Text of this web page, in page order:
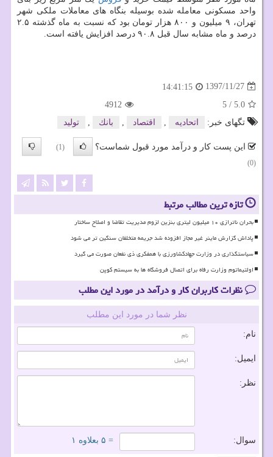
واحد مسكونی معامله شده بوسیله بنگاه های معاملات ملكی شهر
تهران، ۹ میلیون و ۸۰۰ هزار تومان بود كه نسبت به ماه گذشته ۲.۵
درصد و ماه مشابه سال قبل ۹۰.۸ درصد افزایش یافته است.
1397/11/27
14:41:15
5.0
/
5
4912
تگهای خبر:
اتحادیه , اقتصاد , بانك , تولید
این پست کار و درآمد مورد قبول شماست؟
(1)
(0)
تازه ترین مطالب مرتبط
بحران ناترازی ۱۰ میلیون لیتری بنزین لزوم مدیریت تقاضا و اصلاح ساختار
پاداش گزارش ماینر غیر مجاز افزوده شد جریمه متخلفان سنگین تر می شود
سیاستگذاری در وزارت جهادکشاورزی با همفکری ذی نفعان صورت می گیرد
اولتیماتوم وزارت رفاه برای اتصال فروشگاه ها به سیستم کوپن
نظرات کاربران کار و درآمد در مورد این مطلب
نظر شما در مورد این مطلب
نام:
ایمیل:
نظر:
سوال: = ۵ بعلاوه ۱